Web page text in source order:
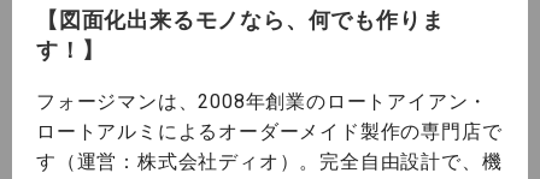
【図面化出来るモノなら、何でも作りま
す！】
フォージマンは、2008年創業のロートアイアン・
ロートアルミによるオーダーメイド製作の専門店で
す（運営：株式会社ディオ）。完全自由設計で、機